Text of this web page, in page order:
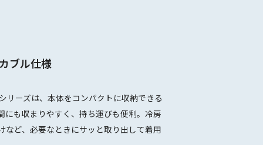
ブル仕様
リーズは、本体をコンパクトに収納できる
にも収まりやすく、持ち運びも便利。冷房
など、必要なときにサッと取り出して着用